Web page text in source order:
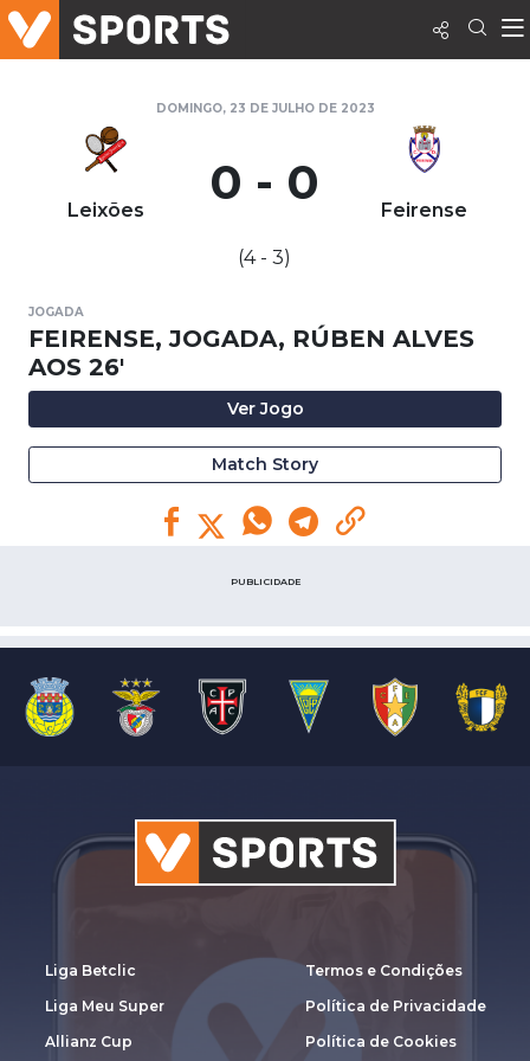
DOMINGO, 23 DE JULHO DE 2023
Leixões 0 - 0
(4 - 3)
Feirense
JOGADA
FEIRENSE, JOGADA, RÚBEN ALVES
AOS 26'
Ver Jogo
Match Story
PUBLICIDADE
Liga Betclic
Liga Meu Super
Allianz Cup
Termos e Condições
Política de Privacidade
Política de Cookies